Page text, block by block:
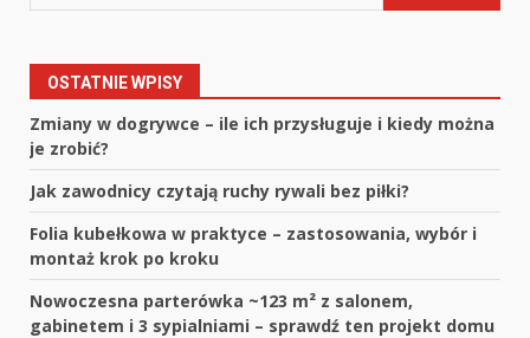
OSTATNIE WPISY
Zmiany w dogrywce – ile ich przysługuje i kiedy można
je zrobić?
Jak zawodnicy czytają ruchy rywali bez piłki?
Folia kubełkowa w praktyce – zastosowania, wybór i
montaż krok po kroku
Nowoczesna parterówka ~123 m² z salonem,
gabinetem i 3 sypialniami – sprawdź ten projekt domu